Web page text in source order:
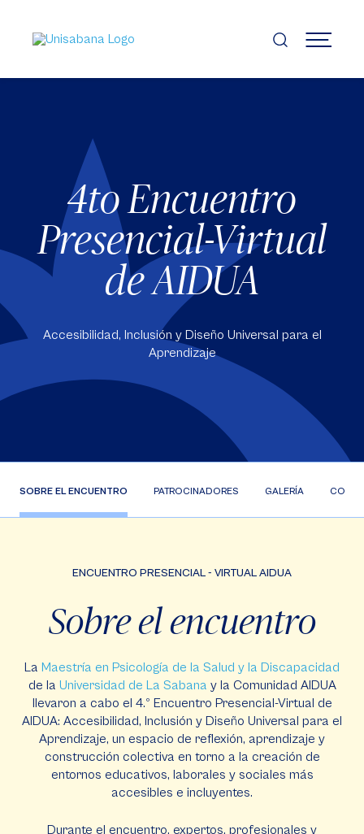
contenido
principal
MENÚ
4to Encuentro
Presencial-Virtual
de AIDUA
Accesibilidad, Inclusión y Diseño Universal para el
Aprendizaje
SOBRE EL ENCUENTRO PATROCINADORES GALERÍA
ENCUENTRO PRESENCIAL - VIRTUAL AIDUA
Sobre el encuentro
La Maestría en Psicología de la Salud y la Discapacidad
de la Universidad de La Sabana y la Comunidad AIDUA
llevaron a cabo el 4.º Encuentro Presencial-Virtual de
AIDUA: Accesibilidad, Inclusión y Diseño Universal para el
Aprendizaje, un espacio de reflexión, aprendizaje y
construcción colectiva en torno a la creación de
entornos educativos, laborales y sociales más
accesibles e incluyentes.
Durante el encuentro, expertos, profesionales y